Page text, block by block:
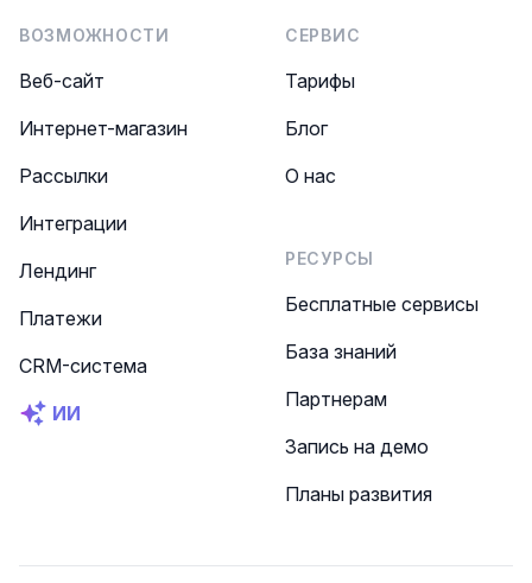
ВОЗМОЖНОСТИ
Веб-сайт
Интернет-магазин
Рассылки
Интеграции
Лендинг
Платежи
CRM-система
ИИ
СЕРВИС
Тарифы
Блог
О нас
РЕСУРСЫ
Бесплатные сервисы
База знаний
Партнерам
Запись на демо
Планы развития